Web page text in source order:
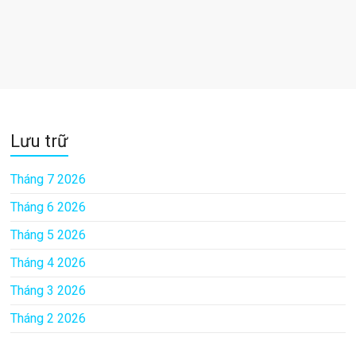
Lưu trữ
Tháng 7 2026
Tháng 6 2026
Tháng 5 2026
Tháng 4 2026
Tháng 3 2026
Tháng 2 2026